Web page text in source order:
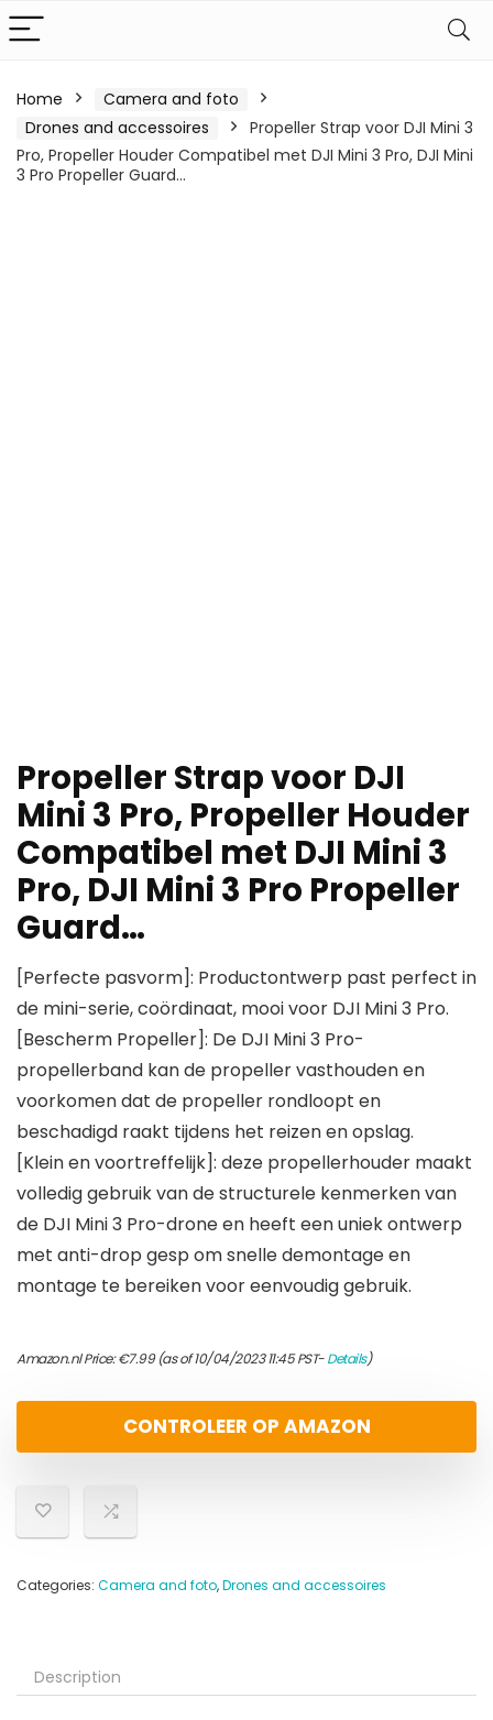
Home
Camera and foto
Drones and accessoires
Propeller Strap voor DJI Mini 3
Pro, Propeller Houder Compatibel met DJI Mini 3 Pro, DJI Mini
3 Pro Propeller Guard…
Propeller Strap voor DJI
Mini 3 Pro, Propeller Houder
Compatibel met DJI Mini 3
Pro, DJI Mini 3 Pro Propeller
Guard…
[Perfecte pasvorm]: Productontwerp past perfect in
de mini-serie, coördinaat, mooi voor DJI Mini 3 Pro.
[Bescherm Propeller]: De DJI Mini 3 Pro-
propellerband kan de propeller vasthouden en
voorkomen dat de propeller rondloopt en
beschadigd raakt tijdens het reizen en opslag.
[Klein en voortreffelijk]: deze propellerhouder maakt
volledig gebruik van de structurele kenmerken van
de DJI Mini 3 Pro-drone en heeft een uniek ontwerp
met anti-drop gesp om snelle demontage en
montage te bereiken voor eenvoudig gebruik.
Amazon.nl Price:€7.99(as of 10/04/2023 11:45 PST-Details)
CONTROLEER OP AMAZON
Categories: Camera and foto,Drones and accessoires
Description